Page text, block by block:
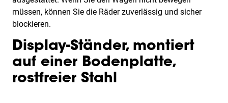
müssen, können Sie die Räder zuverlässig und sicher
blockieren.
Display-Ständer, montiert
auf einer Bodenplatte,
rostfreier Stahl